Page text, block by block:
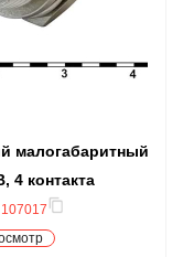
малогабаритный
4 контакта
107017